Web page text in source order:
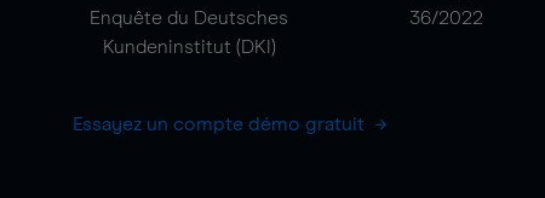
Enquête du Deutsches
Kundeninstitut (DKI)
36/2022
Essayez un compte démo gratuit